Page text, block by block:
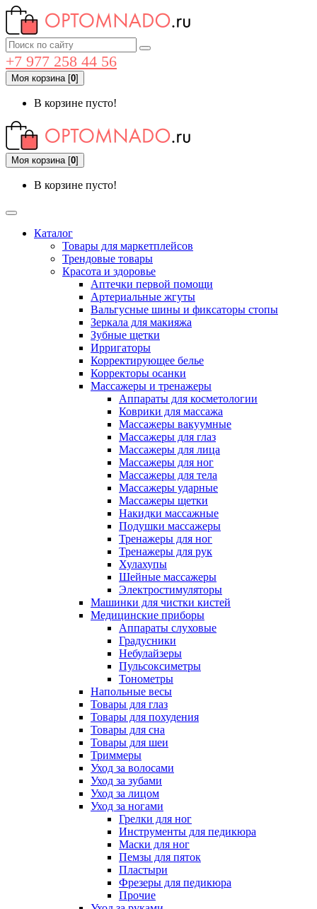
+7 977 258 44 56
Моя корзина[0]
В корзине пусто!
Моя корзина[0]
В корзине пусто!
Каталог
Товары для маркетплейсов
Трендовые товары
Красота и здоровье
Аптечки первой помощи
Артериальные жгуты
Вальгусные шины и фиксаторы стопы
Зеркала для макияжа
Зубные щетки
Ирригаторы
Корректирующее белье
Корректоры осанки
Массажеры и тренажеры
Аппараты для косметологии
Коврики для массажа
Массажеры вакуумные
Массажеры для глаз
Массажеры для лица
Массажеры для ног
Массажеры для тела
Массажеры ударные
Массажеры щетки
Накидки массажные
Подушки массажеры
Тренажеры для ног
Тренажеры для рук
Хулахупы
Шейные массажеры
Электростимуляторы
Машинки для чистки кистей
Медицинские приборы
Аппараты слуховые
Градусники
Небулайзеры
Пульсоксиметры
Тонометры
Напольные весы
Товары для глаз
Товары для похудения
Товары для сна
Товары для шеи
Триммеры
Уход за волосами
Уход за зубами
Уход за лицом
Уход за ногами
Грелки для ног
Инструменты для педикюра
Маски для ног
Пемзы для пяток
Пластыри
Фрезеры для педикюра
Прочие